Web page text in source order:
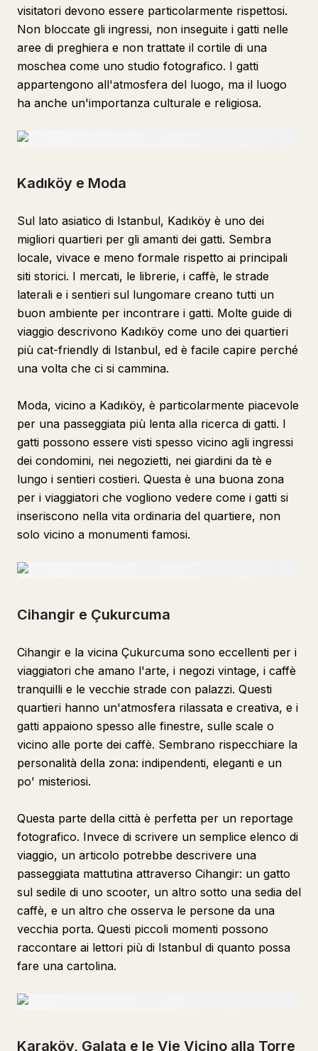
visitatori devono essere particolarmente rispettosi.
Non bloccate gli ingressi, non inseguite i gatti nelle
aree di preghiera e non trattate il cortile di una
moschea come uno studio fotografico. I gatti
appartengono all'atmosfera del luogo, ma il luogo
ha anche un'importanza culturale e religiosa.
Kadıköy e Moda
Sul lato asiatico di Istanbul, Kadıköy è uno dei
migliori quartieri per gli amanti dei gatti. Sembra
locale, vivace e meno formale rispetto ai principali
siti storici. I mercati, le librerie, i caffè, le strade
laterali e i sentieri sul lungomare creano tutti un
buon ambiente per incontrare i gatti. Molte guide di
viaggio descrivono Kadıköy come uno dei quartieri
più cat-friendly di Istanbul, ed è facile capire perché
una volta che ci si cammina.
Moda, vicino a Kadıköy, è particolarmente piacevole
per una passeggiata più lenta alla ricerca di gatti. I
gatti possono essere visti spesso vicino agli ingressi
dei condomini, nei negozietti, nei giardini da tè e
lungo i sentieri costieri. Questa è una buona zona
per i viaggiatori che vogliono vedere come i gatti si
inseriscono nella vita ordinaria del quartiere, non
solo vicino a monumenti famosi.
Cihangir e Çukurcuma
Cihangir e la vicina Çukurcuma sono eccellenti per i
viaggiatori che amano l'arte, i negozi vintage, i caffè
tranquilli e le vecchie strade con palazzi. Questi
quartieri hanno un'atmosfera rilassata e creativa, e i
gatti appaiono spesso alle finestre, sulle scale o
vicino alle porte dei caffè. Sembrano rispecchiare la
personalità della zona: indipendenti, eleganti e un
po' misteriosi.
Questa parte della città è perfetta per un reportage
fotografico. Invece di scrivere un semplice elenco di
viaggio, un articolo potrebbe descrivere una
passeggiata mattutina attraverso Cihangir: un gatto
sul sedile di uno scooter, un altro sotto una sedia del
caffè, e un altro che osserva le persone da una
vecchia porta. Questi piccoli momenti possono
raccontare ai lettori più di Istanbul di quanto possa
fare una cartolina.
Karaköy, Galata e le Vie Vicino alla Torre